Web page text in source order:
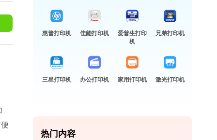
惠普打印机 佳能打印机
爱普生打印
机
兄弟打印机
三星打印机 办公打印机 家用打印机 激光打印机
热门内容